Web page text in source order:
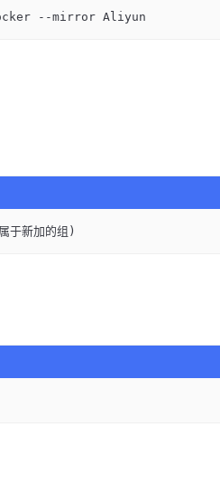
--mirror Aliyun
于新加的组)